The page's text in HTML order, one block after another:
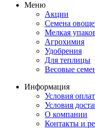
Меню
Акции
Семена
Мелкая
Агрохимия
Удобрения
Для теплицы
Весовые
Информация
Условия
Условия
О компании
Контакты и